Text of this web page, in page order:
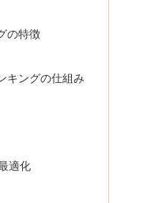
の特徴
キングの仕組み
適化